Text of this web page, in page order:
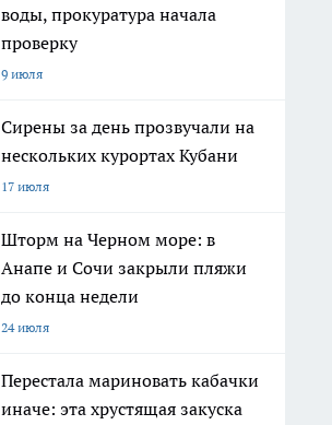
воды, прокуратура начала
проверку
9 июля
Сирены за день прозвучали на
нескольких курортах Кубани
17 июля
Шторм на Черном море: в
Анапе и Сочи закрыли пляжи
до конца недели
24 июля
Перестала мариновать кабачки
иначе: эта хрустящая закуска